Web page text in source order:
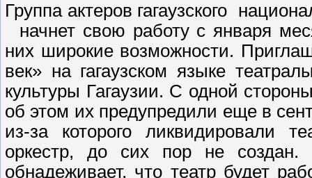
Группа актеров гагаузского
начнет свою работу с января
них широкие возможности.
век» на гагаузском языке
культуры Гагаузии. С одной
об этом их предупредили еще в
из-за которого ликвидировали
оркестр, до сих пор не создан.
обнадеживает, что театр будет